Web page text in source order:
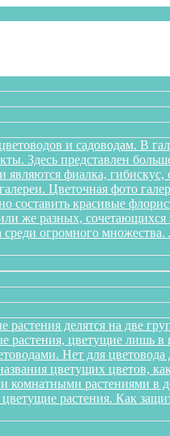
и садоводам. В
Здесь представлен
фиалка, гибискус,
Цветочная фото
составить красивые
же разных,
огромного множества.
делятся на две
растения, цветущие лишь
Нет для цветовода
цветущих цветов,
комнатными растениями в
растения. Как